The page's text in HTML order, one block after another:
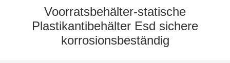
QUALITÄTSKONTROLLE
Voorratsbehälter-statische
Plastikantibehälter Esd sichere
korrosionsbeständig